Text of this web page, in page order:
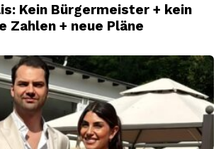
Kein Bürgermeister + kein
Zahlen + neue Pläne